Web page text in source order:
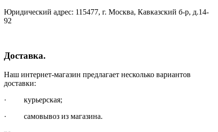
Юридический адрес: 115477, г. Москва, Кавказский б-р, д.14-
92
Доставка.
Наш интернет-магазин предлагает несколько вариантов
доставки:
· курьерская;
· самовывоз из магазина.